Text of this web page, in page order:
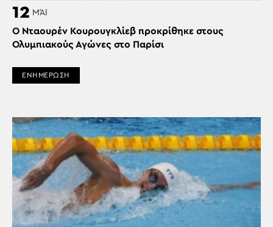
12 ΜΆΙ
Ο Νταουρέν Κουρουγκλίεβ προκρίθηκε στους
Ολυμπιακούς Αγώνες στο Παρίσι
ΕΝΗΜΕΡΩΣΗ